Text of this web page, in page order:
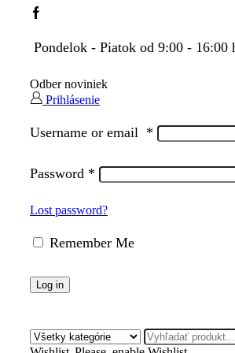
Pondelok - Piatok od 9:00 - 16:00
Odber noviniek
Prihlásenie
Username or email *
Password *
Lost password?
Remember Me
Log in